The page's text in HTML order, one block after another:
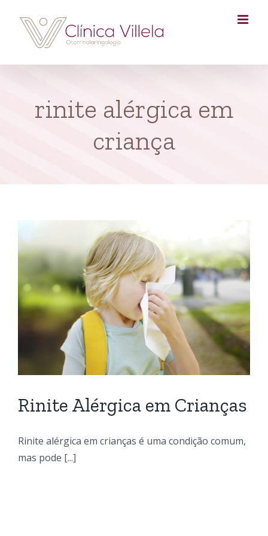
content
rinite alérgica em
criança
Rinite Alérgica em Crianças
Rinite alérgica em crianças é uma condição comum,
mas pode [...]